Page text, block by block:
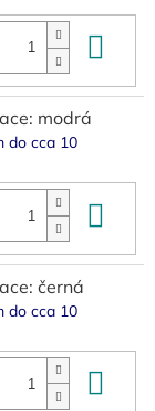
modrá
do cca 10
černá
do cca 10